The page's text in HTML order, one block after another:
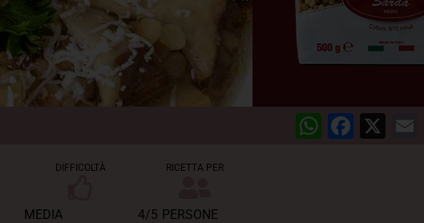
X
DIFFICOLTÀ
MEDIA
RICETTA PER
4/5 PERSONE